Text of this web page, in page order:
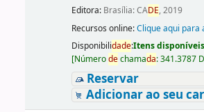
Editora: Brasília: CADE, 2019
Recursos online:Clique aqui para
Disponibilidade:Itens
[Númerodechamada:341.3787
Reservar
Adicionar ao seu